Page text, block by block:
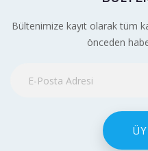
Bültenimize kayıt olarak tüm
önceden